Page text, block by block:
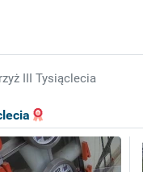
III Tysiąclecia